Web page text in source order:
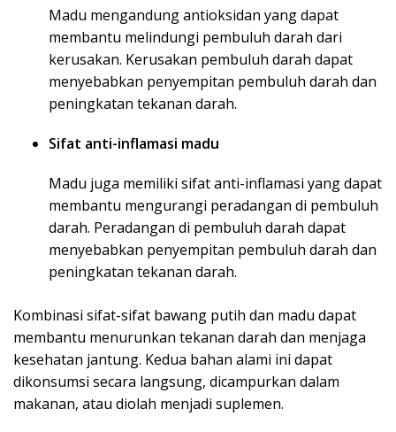
Madu mengandung antioksidan yang dapat
membantu melindungi pembuluh darah dari
kerusakan. Kerusakan pembuluh darah dapat
menyebabkan penyempitan pembuluh darah dan
peningkatan tekanan darah.
Sifat anti-inflamasi madu
Madu juga memiliki sifat anti-inflamasi yang dapat
membantu mengurangi peradangan di pembuluh
darah. Peradangan di pembuluh darah dapat
menyebabkan penyempitan pembuluh darah dan
peningkatan tekanan darah.
Kombinasi sifat-sifat bawang putih dan madu dapat
membantu menurunkan tekanan darah dan menjaga
kesehatan jantung. Kedua bahan alami ini dapat
dikonsumsi secara langsung, dicampurkan dalam
makanan, atau diolah menjadi suplemen.